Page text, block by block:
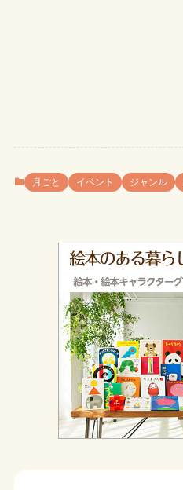
月ごと イベント ジャンル